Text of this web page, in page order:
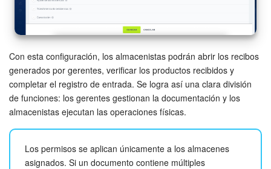
Con esta configuración, los almacenistas podrán abrir los recibos
generados por gerentes, verificar los productos recibidos y
completar el registro de entrada. Se logra así una clara división
de funciones: los gerentes gestionan la documentación y los
almacenistas ejecutan las operaciones físicas.
Los permisos se aplican únicamente a los almacenes
asignados. Si un documento contiene múltiples